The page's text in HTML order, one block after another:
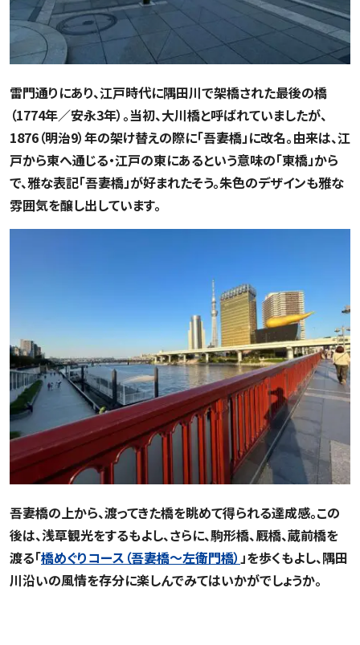
雷門通りにあり、江戸時代に隅田川で架橋された最後の橋
（1774年／安永3年）。当初、大川橋と呼ばれていましたが、
1876（明治9）年の架け替えの際に「吾妻橋」に改名。由来は、江
戸から東へ通じる・江戸の東にあるという意味の「東橋」から
で、雅な表記「吾妻橋」が好まれたそう。朱色のデザインも雅な
雰囲気を醸し出しています。
吾妻橋の上から、渡ってきた橋を眺めて得られる達成感。この
後は、浅草観光をするもよし、さらに、駒形橋、厩橋、蔵前橋を
渡る「橋めぐりコース（吾妻橋〜左衛門橋）」を歩くもよし、隅田
川沿いの風情を存分に楽しんでみてはいかがでしょうか。